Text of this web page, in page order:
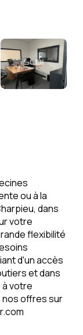
ou à la
dans
votre
flexibilité
d'un accès
et dans
à votre
nos offres sur